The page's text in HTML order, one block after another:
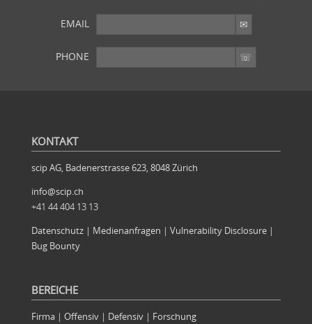
EMAIL
PHONE
KONTAKT
scip AG, Badenerstrasse 623, 8048 Zürich
info@scip.ch
+41 44 404 13 13
Datenschutz| Medienanfragen | Vulnerability Disclosure|
Bug Bounty
BEREICHE
Firma| Offensiv| Defensiv| Forschung